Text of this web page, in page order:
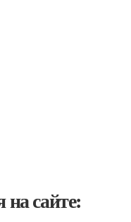
сайте: